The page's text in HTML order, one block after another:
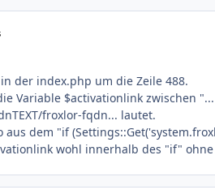
der index.php um die Zeile 488.
Variable $activationlink zwischen
froxlor-fqdn... lautet.
aus dem "if
wohl innerhalb des "if"